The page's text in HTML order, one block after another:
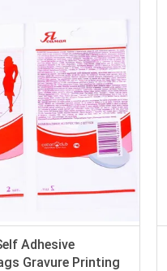
Adhesive
Gravure Printing